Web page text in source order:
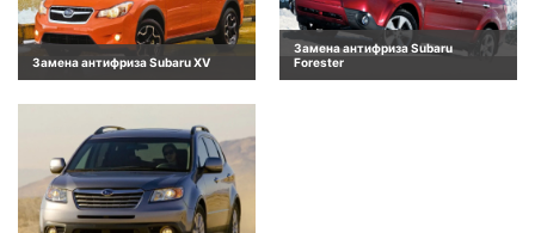
Замена антифриза Subaru XV
Замена антифриза Subaru
Forester